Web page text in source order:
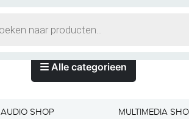
Alle categorieen
AUDIO SHOP MULTIMEDIA